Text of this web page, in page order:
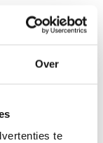
Over
te
v.a. €245,-